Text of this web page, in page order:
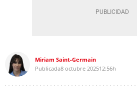
Miriam Saint-Germain
Publicada8 octubre 202512:56h